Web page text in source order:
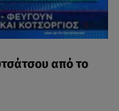
από το